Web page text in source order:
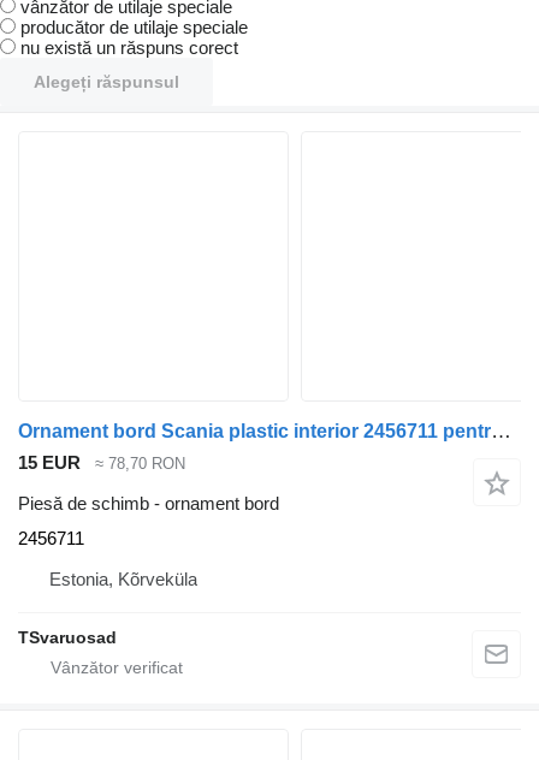
vânzător de utilaje speciale
producător de utilaje speciale
nu există un răspuns corect
Alegeți răspunsul
Ornament bord Scania plastic interior 2456711 pentru camion Scania R500
15 EUR ≈ 78,70 RON
Piesă de schimb - ornament bord
2456711
Estonia, Kõrveküla
TSvaruosad